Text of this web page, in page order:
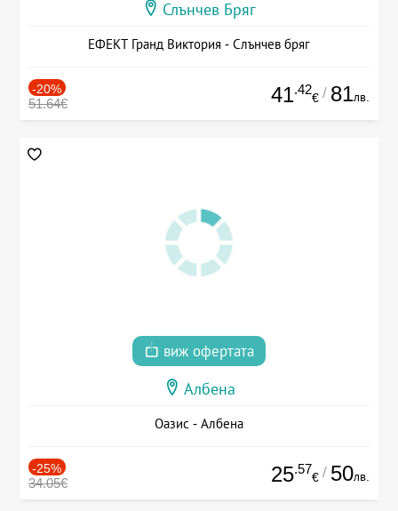
Слънчев Бряг
ЕФЕКТ Гранд Виктория - Слънчев бряг
-20%
51.64€ 41.42
€ / 81лв.
виж офертата
Албена
Оазис - Албена
-25%
34.05€ 25.57
€ / 50лв.